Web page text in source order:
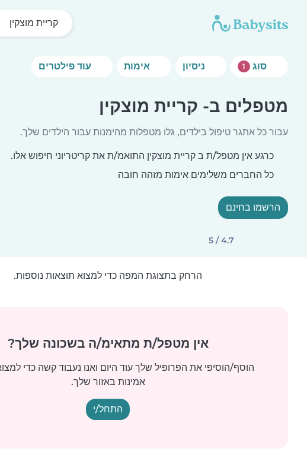
קריית מוצקין
1
מטפלים ב- קריית מוצקין
עבור כל אתגר טיפול בילדים, גלו מטפלות מהימנות עבור הילדים שלך.
כרגע אין מטפל/ת ב קריית מוצקין התואמ/ת את קריטריוני חיפוש אלו.
כל החברים משלימים אימות מזהה חובה
הרשמו בחינם
4.7 / 5
הרחק בתצוגת המפה כדי למצוא תוצאות נוספות.
אין מטפל/ת מתאימ/ה בשכונה שלך?
הוסף/הוסיפי את הפרופיל שלך עוד היום ואנו נעבוד קשה כדי
אמינות באזור שלך.
התחל/י